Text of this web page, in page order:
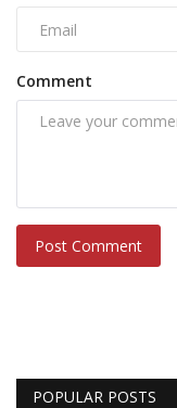
Comment
Post Comment
POPULAR POSTS